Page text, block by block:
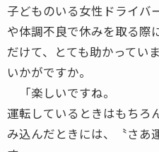
子どものいる女性ドライバ
や体調不良で休みを取る際
だけて、とても助かって
いかがですか。
「楽しいですね。
運転しているときはもちろ
み込んだときには、〝さあ